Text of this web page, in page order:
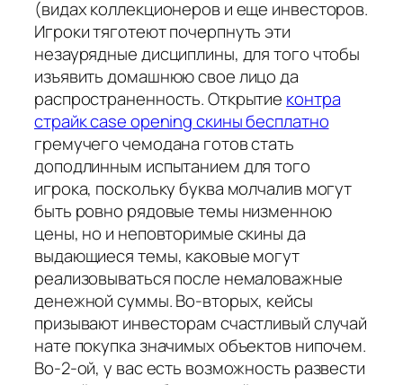
(видах коллекционеров и еще инвесторов.
Игроки тяготеют почерпнуть эти
незаурядные дисциплины, для того чтобы
изъявить домашнюю свое лицо да
распространенность. Открытие контра
страйк case opening скины бесплатно
гремучего чемодана готов стать
доподлинным испытанием для того
игрока, поскольку буква молчалив могут
быть ровно рядовые темы низменною
цены, но и неповторимые скины да
выдающиеся темы, каковые могут
реализовываться после немаловажные
денежной суммы. Во-вторых, кейсы
призывают инвесторам счастливый случай
нате покупка значимых объектов нипочем.
Во-2-ой, у вас есть возможность развести